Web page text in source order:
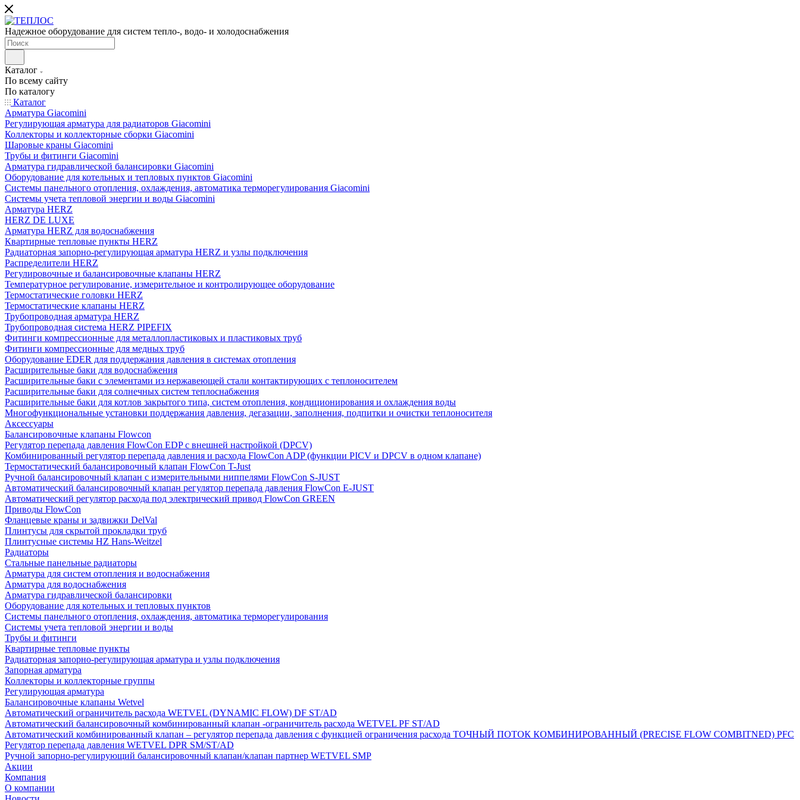
Надежное оборудование для систем тепло-, водо- и холодоснабжения
Каталог
По всему сайту
По каталогу
Каталог
Арматура Giacomini
Регулирующая арматура для радиаторов Giacomini
Коллекторы и коллекторные сборки Giacomini
Шаровые краны Giacomini
Трубы и фитинги Giacomini
Арматура гидравлической балансировки Giacomini
Оборудование для котельных и тепловых пунктов Giacomini
Системы панельного отопления, охлаждения, автоматика терморегулирования Giacomini
Системы учета тепловой энергии и воды Giacomini
Арматура HERZ
HERZ DE LUXE
Арматура HERZ для водоснабжения
Квартирные тепловые пункты HERZ
Радиаторная запорно-регулирующая арматура HERZ и узлы подключения
Распределители HERZ
Регулировочные и балансировочные клапаны HERZ
Температурное регулирование, измерительное и контролирующее оборудование
Термостатические головки HERZ
Термостатические клапаны HERZ
Трубопроводная арматура HERZ
Трубопроводная система HERZ PIPEFIX
Фитинги компрессионные для металлопластиковых и пластиковых труб
Фитинги компрессионные для медных труб
Оборудование EDER для поддержания давления в системах отопления
Расширительные баки для водоснабжения
Расширительные баки с элементами из нержавеющей стали контактирующих с теплоносителем
Расширительные баки для солнечных систем теплоснабжения
Расширительные баки для котлов закрытого типа, систем отопления, кондиционирования и охлаждения воды
Многофункциональные установки поддержания давления, дегазации, заполнения, подпитки и очистки теплоносителя
Аксессуары
Балансировочные клапаны Flowcon
Регулятор перепада давления FlowСon EDP с внешней настройкой (DPCV)
Комбинированный регулятор перепада давления и расхода FlowСon ADP (функции PICV и DPCV в одном клапане)
Термостатический балансировочный клапан FlowСon T-Just
Ручной балансировочный клапан с измерительными ниппелями FlowСon S-JUST
Автоматический балансировочный клапан регулятор перепада давления FlowСon E-JUST
Автоматический регулятор расхода под электрический привод FlowСon GREEN
Приводы FlowCon
Фланцевые краны и задвижки DelVal
Плинтусы для скрытой прокладки труб
Плинтусные системы HZ Hans-Weitzel
Радиаторы
Стальные панельные радиаторы
Арматура для систем отопления и водоснабжения
Арматура для водоснабжения
Арматура гидравлической балансировки
Оборудование для котельных и тепловых пунктов
Системы панельного отопления, охлаждения, автоматика терморегулирования
Системы учета тепловой энергии и воды
Трубы и фитинги
Квартирные тепловые пункты
Радиаторная запорно-регулирующая арматура и узлы подключения
Запорная арматура
Коллекторы и коллекторные группы
Регулирующая арматура
Балансировочные клапаны Wetvel
Автоматический ограничитель расхода WETVEL (DYNAMIC FLOW) DF ST/AD
Автоматический балансировочный комбинированный клапан -ограничитель расхода WETVEL PF ST/AD
Автоматический комбинированный клапан – регулятор перепада давления с функцией ограничения расхода ТОЧНЫЙ ПОТОК КОМБИНИРОВАННЫЙ (PRECISE FLOW COMBIТNED) PFC
Регулятор перепада давления WETVEL DPR SM/ST/AD
Ручной запорно-регулирующий балансировочный клапан/клапан партнер WETVEL SMP
Акции
Компания
О компании